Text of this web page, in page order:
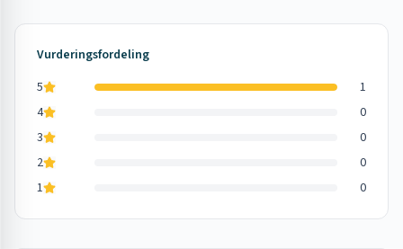
Vurderingsfordeling
5
1
4
0
3
0
2
0
1
0